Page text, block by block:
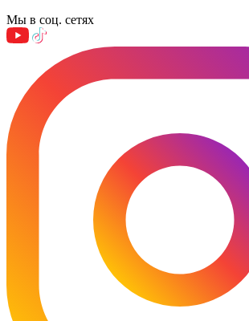
Мы в соц. сетях